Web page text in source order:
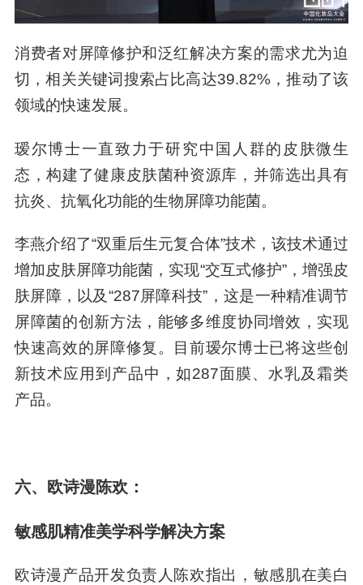
消费者对屏障修护和泛红解决方案的需求尤为迫
切，相关关键词搜索占比高达39.82%，推动了该
领域的快速发展。
瑷尔博士一直致力于研究中国人群的皮肤微生
态，构建了健康皮肤菌种资源库，并筛选出具有
抗炎、抗氧化功能的生物屏障功能菌。
李燕介绍了“双重后生元复合体”技术，该技术通过
增加皮肤屏障功能菌，实现“交互式修护”，增强皮
肤屏障，以及“287屏障科技”，这是一种精准调节
屏障菌的创新方法，能够多维度协同增效，实现
快速高效的屏障修复。目前瑷尔博士已将这些创
新技术应用到产品中，如287面膜、水乳及霜类
产品。
六、欧诗漫陈欢：
敏感肌精准美学科学解决方案
欧诗漫产品开发负责人陈欢指出，敏感肌在美白